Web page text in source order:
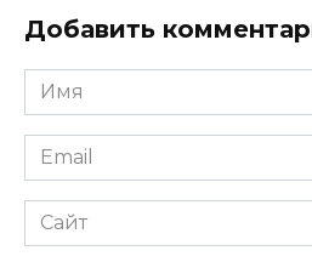
Добавить
Имя
*
Email
*
Сайт